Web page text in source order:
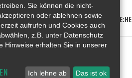
HONDA ZR-V E:HEV HONDA CR-V
Sie können die nicht-
oder ablehnen sowie
aufrufen und Cookies auch
z.B. unter Datenschutz
Hinweise erhalten Sie in unserer
Ich lehne ab Das ist ok